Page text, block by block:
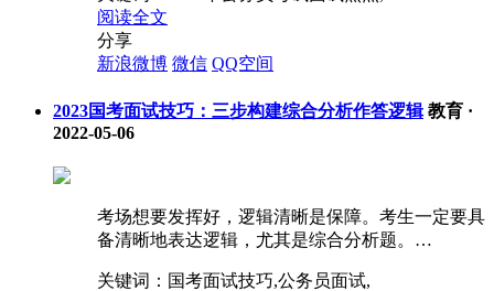
阅读全文
分享
新浪微博 微信 QQ空间
2023国考面试技巧：三步构建综合分析作答逻辑 教育 ·
2022-05-06
考场想要发挥好，逻辑清晰是保障。考生一定要具
备清晰地表达逻辑，尤其是综合分析题。…
关键词： 国考面试技巧,公务员面试,